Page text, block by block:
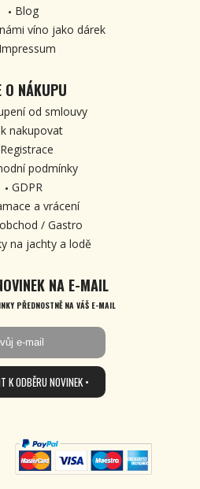
Blog
víno jako dárek
Impressum
O NÁKUPU
od smlouvy
nakupovat
Registrace
podmínky
GDPR
a vrácení
/ Gastro
na jachty a lodě
NA E-MAIL
PŘEDNOSTNĚ NA VÁŠ E-MAIL
K ODBĚRU NOVINEK •